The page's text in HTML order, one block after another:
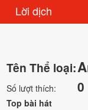
Lời dịch
Tên Thể loại:
Số lượt thích: 0
Top bài hát